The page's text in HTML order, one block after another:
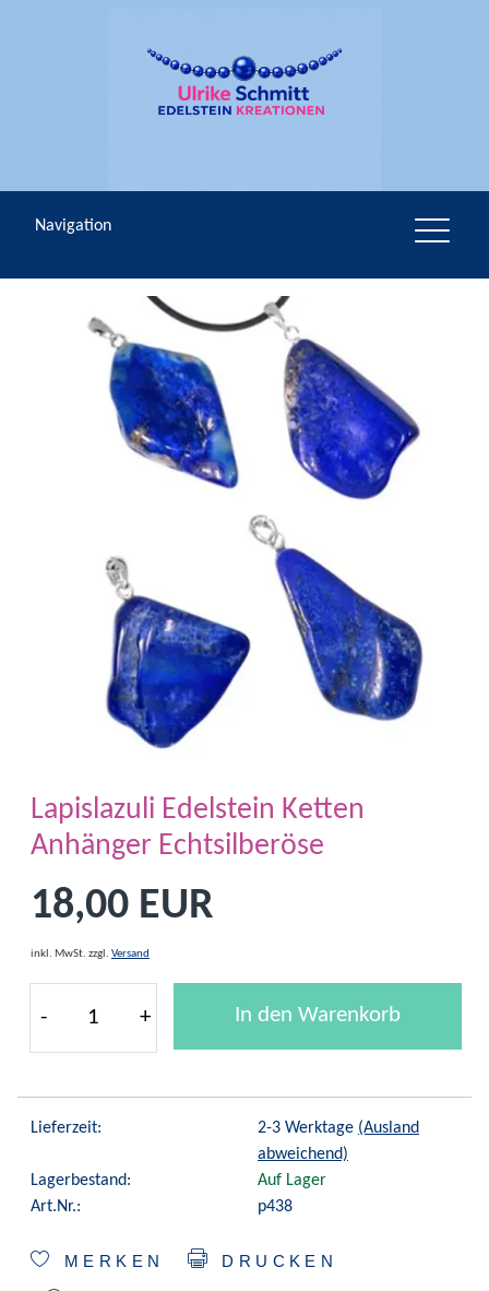
Navigation
Lapislazuli Edelstein Ketten
Anhänger Echtsilberöse
18,00 EUR
inkl. MwSt. zzgl. Versand
- + In den Warenkorb
Lieferzeit: 2-3 Werktage (Ausland
abweichend)
Lagerbestand:
Auf Lager
Art.Nr.:
p438
MERKEN DRUCKEN